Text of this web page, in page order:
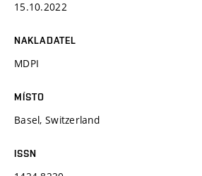
15.10.2022
NAKLADATEL
MDPI
MÍSTO
Basel, Switzerland
ISSN